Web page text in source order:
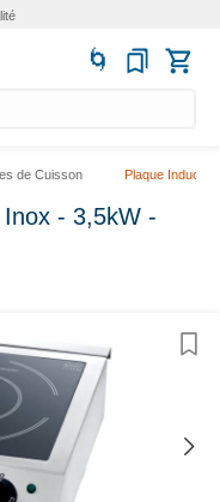
de Cuisson Plaque Induction
- 3,5kW -